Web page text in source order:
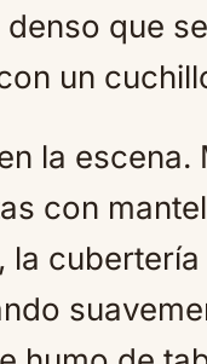
denso que
un
la escena.
con
la cubertería